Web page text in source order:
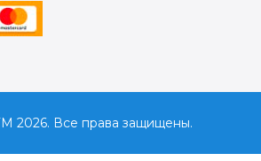
2026. Все права защищены.